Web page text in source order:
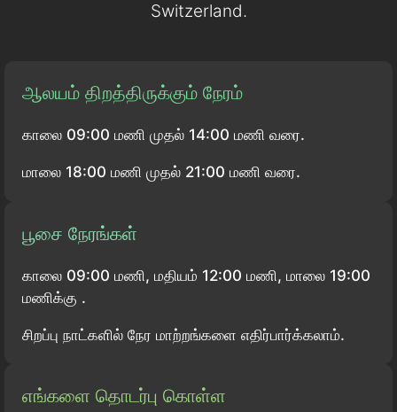
Switzerland.
ஆலயம் திறத்திருக்கும் நேரம்
காலை 09:00 மணி முதல் 14:00 மணி வரை.
மாலை 18:00 மணி முதல் 21:00 மணி வரை.
பூசை நேரங்கள்
காலை 09:00 மணி, மதியம் 12:00 மணி, மாலை 19:00
மணிக்கு .
சிறப்பு நாட்களில் நேர மாற்றங்களை எதிர்பார்க்கலாம்.
எங்களை தொடர்பு கொள்ள